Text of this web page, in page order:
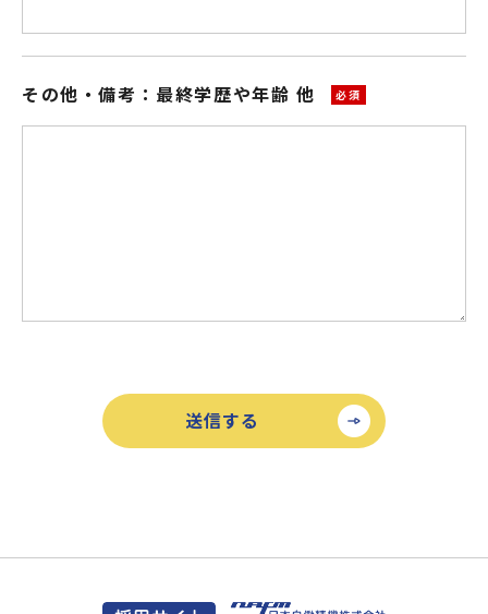
その他・備考：最終学歴や年齢 他